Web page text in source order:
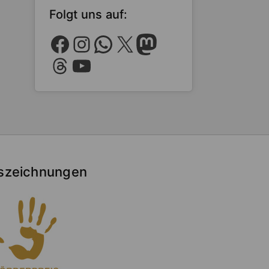
Folgt uns auf:
Facebook
Instagram
WhatsApp
X Mastodon
Threads
YouTube